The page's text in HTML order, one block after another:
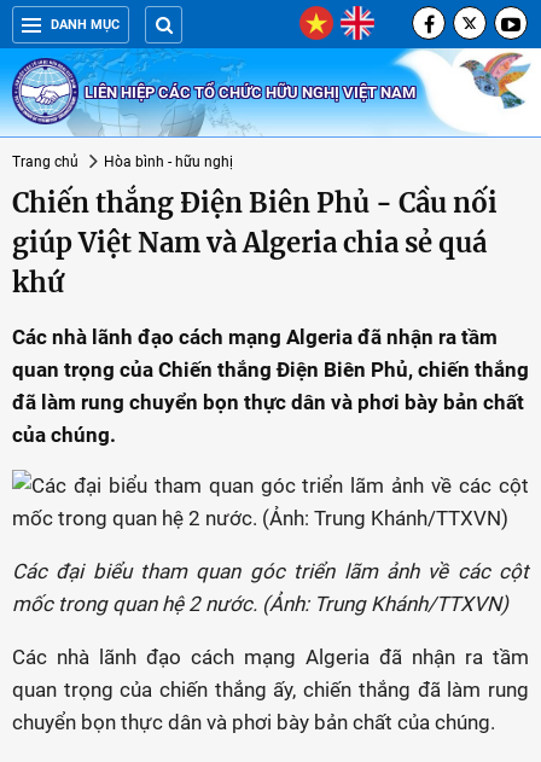
DANH MỤC
LIÊN HIỆP CÁC TỔ CHỨC HỮU NGHỊ VIỆT NAM
Trang chủ Hòa bình - hữu nghị
Chiến thắng Điện Biên Phủ - Cầu nối
giúp Việt Nam và Algeria chia sẻ quá
khứ
Các nhà lãnh đạo cách mạng Algeria đã nhận ra tầm
quan trọng của Chiến thắng Điện Biên Phủ, chiến thắng
đã làm rung chuyển bọn thực dân và phơi bày bản chất
của chúng.
Các đại biểu tham quan góc triển lãm ảnh về các cột
mốc trong quan hệ 2 nước. (Ảnh: Trung Khánh/TTXVN)
Các nhà lãnh đạo cách mạng Algeria đã nhận ra tầm
quan trọng của chiến thắng ấy, chiến thắng đã làm rung
chuyển bọn thực dân và phơi bày bản chất của chúng.